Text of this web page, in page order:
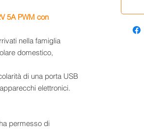
5A PWM con
nella famiglia
domestico,
di una porta USB
elettronici.
permesso di